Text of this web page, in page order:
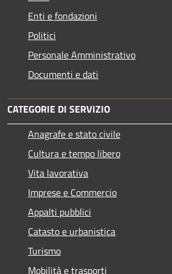
Enti e fondazioni
Politici
Personale Amministrativo
Documenti e dati
CATEGORIE DI SERVIZIO
Anagrafe e stato civile
Cultura e tempo libero
Vita lavorativa
Imprese e Commercio
Appalti pubblici
Catasto e urbanistica
Turismo
Mobilità e trasporti